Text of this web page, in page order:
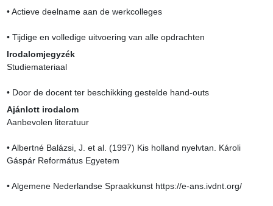
• Actieve deelname aan de werkcolleges
• Tijdige en volledige uitvoering van alle opdrachten
Irodalomjegyzék
Studiemateriaal
• Door de docent ter beschikking gestelde hand-outs
Ajánlott irodalom
Aanbevolen literatuur
• Albertné Balázsi, J. et al. (1997) Kis holland nyelvtan. Károli
Gáspár Református Egyetem
• Algemene Nederlandse Spraakkunst https://e-ans.ivdnt.org/